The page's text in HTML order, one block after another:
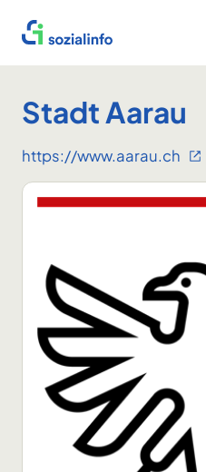
Sozialinfo
Stadt Aarau
https://www.aarau.ch